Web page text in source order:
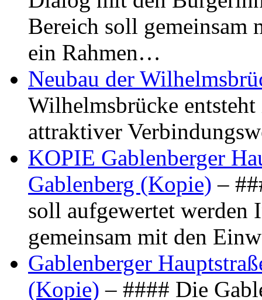
Bereich soll gemeinsam
ein Rahmen…
Neubau der
Wilhelmsbrücke
attraktiver
KOPIE Gablenberger
Gablenberg (Kopie) –
soll aufgewertet werden
gemeinsam mit den
Gablenberger
(Kopie) – #### Die